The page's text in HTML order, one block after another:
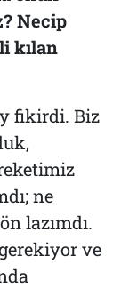
Necip
kılan
fikirdi. Biz
ne
lazımdı.
ve